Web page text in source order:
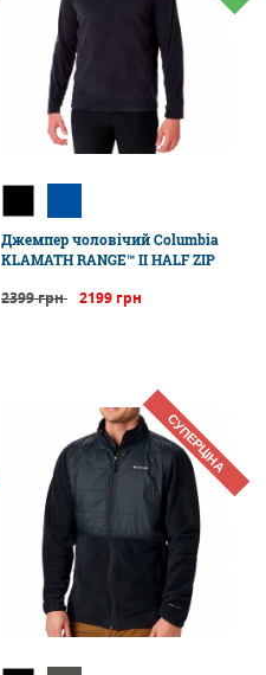
Джемпер чоловічий Columbia
KLAMATH RANGE™ II HALF ZIP
2399 грн 2199 грн
СУПЕРЦІНА